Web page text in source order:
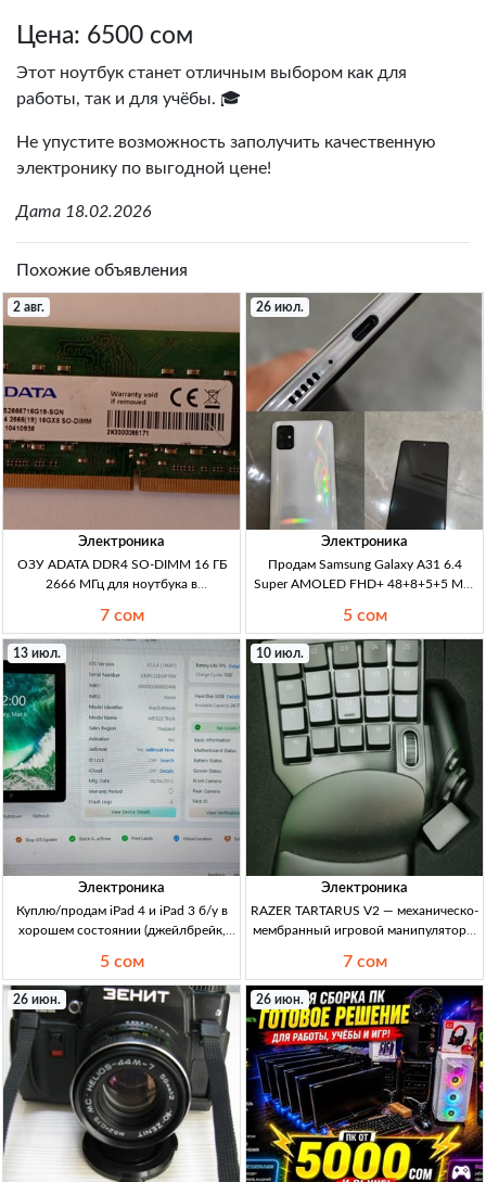
Цена: 6500 сом
Этот ноутбук станет отличным выбором как для
работы, так и для учёбы. 🎓
Не упустите возможность заполучить качественную
электронику по выгодной цене!
Дата 18.02.2026
Похожие объявления
2 авг.
Электроника
ОЗУ ADATA DDR4 SO-DIMM 16 ГБ
2666 МГц для ноутбука в
DDR4 16 ГБ, 2666 МГц, 1 модуль для
ноутбука.
7 сом
26 июл.
Электроника
Продам Samsung Galaxy A31 6.4
Super AMOLED FHD+ 48+8+5+5 МП,
Super AMOLED FHD+; кам. 48+8+5+5
МП + селфи 20 МП; 5000 mAh,
быстрая 15W; 8-ядерн. CPU; microSD
5 сом
13 июл.
Электроника
Куплю/продам iPad 4 и iPad 3 б/у в
хорошем состоянии (джейлбрейк,
(б/у): сост. хор., батр. не идеал. iPad 3
(б/у): износ, кнопка почти не раб.,
батр. аналогичн
5 сом
10 июл.
Электроника
RAZER TARTARUS V2 — механическо-
мембранный игровой манипулятор в
комплект Игровой манипулятор, мех-
мембр., идеальное сост., полный
комплект. Цена окончат.
7 сом
26 июн. 26 июн.